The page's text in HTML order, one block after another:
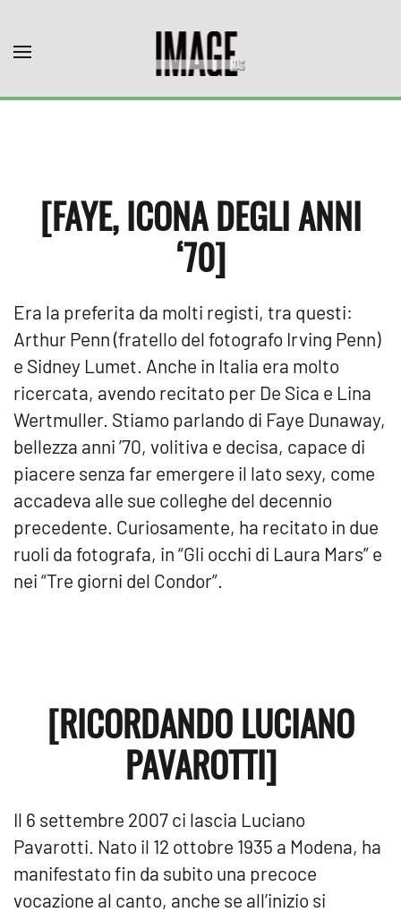
Skip to main content
[FAYE, ICONA DEGLI ANNI
‘70]
Era la preferita da molti registi, tra questi:
Arthur Penn (fratello del fotografo Irving Penn)
e Sidney Lumet. Anche in Italia era molto
ricercata, avendo recitato per De Sica e Lina
Wertmuller. Stiamo parlando di Faye Dunaway,
bellezza anni ’70, volitiva e decisa, capace di
piacere senza far emergere il lato sexy, come
accadeva alle sue colleghe del decennio
precedente. Curiosamente, ha recitato in due
ruoli da fotografa, in “Gli occhi di Laura Mars” e
nei “Tre giorni del Condor”.
[RICORDANDO LUCIANO
PAVAROTTI]
Il 6 settembre 2007 ci lascia Luciano
Pavarotti. Nato il 12 ottobre 1935 a Modena, ha
manifestato fin da subito una precoce
vocazione al canto, anche se all’inizio si